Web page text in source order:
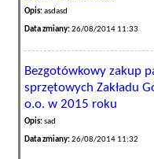
Opis:asdasd
Data zmiany:26/08/2014 11:33
Bezgotówkowy zakup
sprzętowych Zakładu
o.o. w 2015 roku
Opis:sad
Data zmiany:26/08/2014 11:32